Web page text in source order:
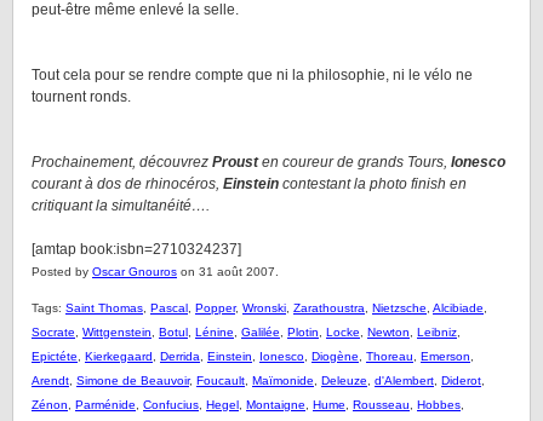
peut-être même enlevé la selle.
Tout cela pour se rendre compte que ni la philosophie, ni le vélo ne
tournent ronds.
Prochainement, découvrez Prousten coureur de grands Tours, Ionesco
courant à dos de rhinocéros, Einstein contestant la photo finish en
critiquant la simultanéité….
[amtap book:isbn=2710324237]
Posted by Oscar Gnouros on 31 août 2007.
Tags: Saint Thomas Pascal Popper, Wronski Zarathoustra Nietzsche Alcibiade
Socrate
Wittgenstein Botul Lénine Galilée Plotin Locke Newton Leibniz
Epictéte
Kierkegaard Derrida Einstein Ionesco Diogène Thoreau Emerson
Arendt Simone de Beauvoir, Foucault Maïmonide Deleuze d'Alembert Diderot
Zénon
Parménide Confucius Hegel Montaigne Hume Rousseau Hobbes